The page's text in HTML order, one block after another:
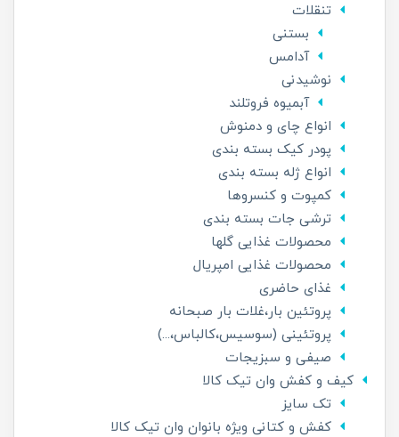
تنقلات
بستنی
آدامس
نوشیدنی
آبمیوه فروتلند
انواع چای و دمنوش
پودر کیک بسته بندی
انواع ژله بسته بندی
کمپوت و کنسروها
ترشی جات بسته بندی
محصولات غذایی گلها
محصولات غذایی امپریال
غذای حاضری
پروتئین بار،غلات بار صبحانه
پروتئینی (سوسیس،کالباس،...)
صیفی و سبزیجات
کیف و کفش وان تیک کالا
تک سایز
کفش و کتانی ویژه بانوان وان تیک کالا